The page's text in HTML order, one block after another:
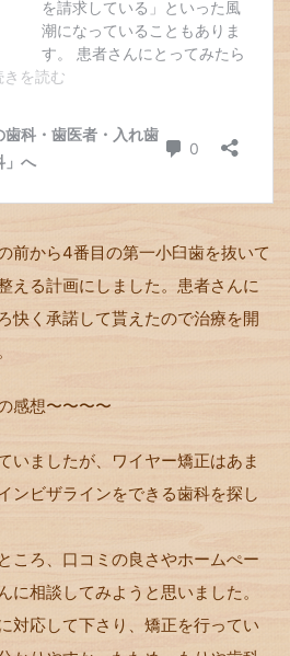
前から4番目の第一小臼歯を抜いて
える計画にしました。患者さんに
快く承諾して貰えたので治療を開
感想〜〜〜〜
いましたが、ワイヤー矯正はあま
ンビザラインをできる歯科を探し
ころ、口コミの良さやホームぺー
に相談してみようと思いました。
対応して下さり、矯正を行ってい